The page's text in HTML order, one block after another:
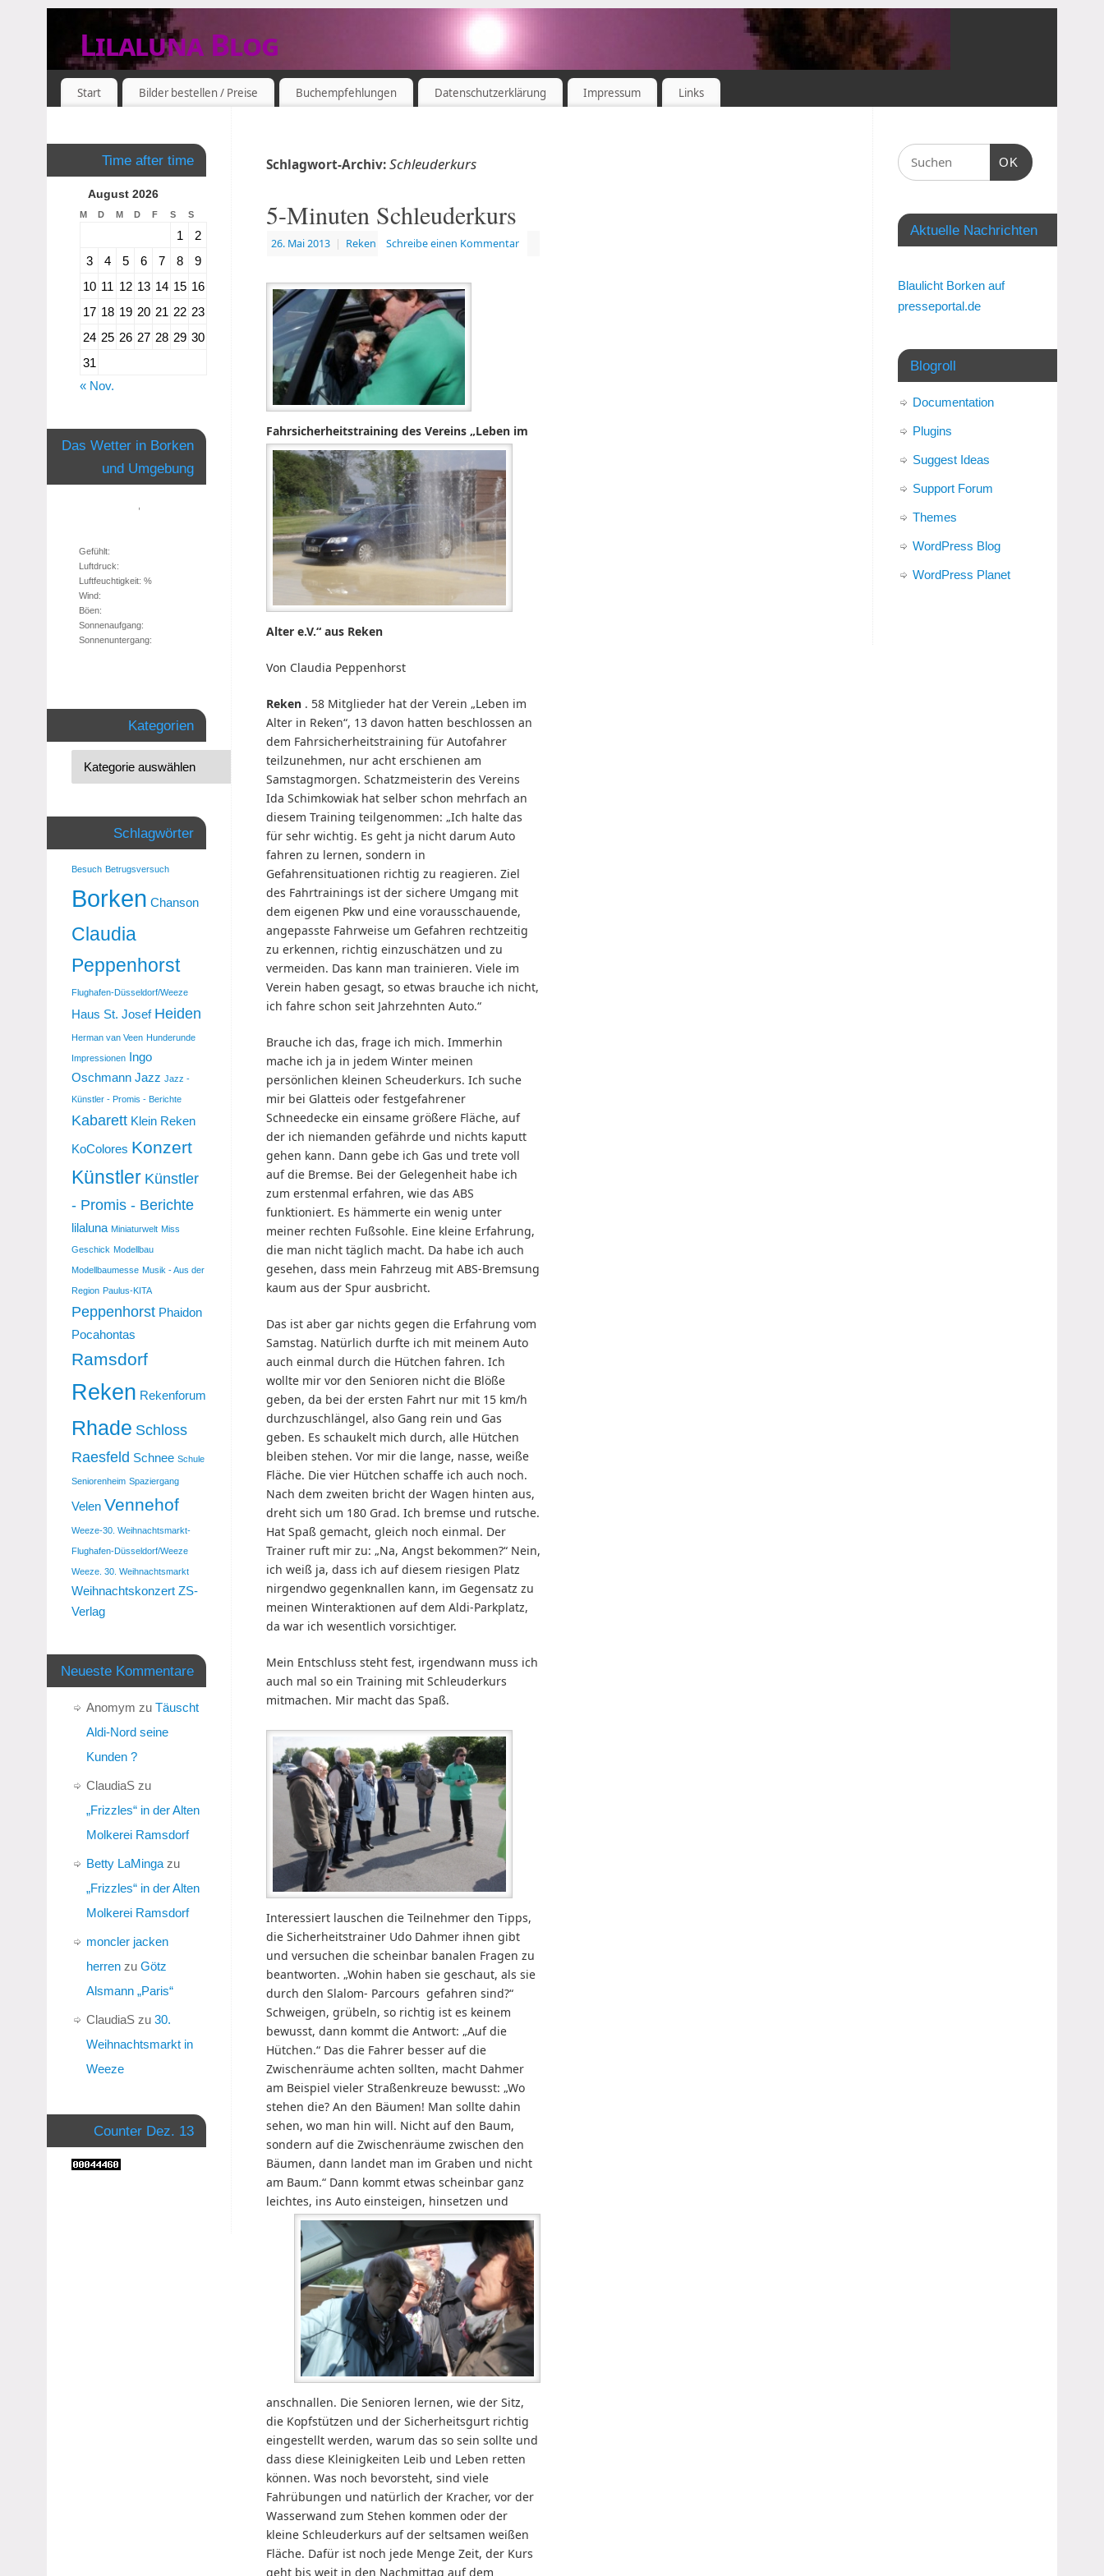
Lilaluna Blog
DAS JETZT IST SCHON VERGANGENHEIT
Start Bilder bestellen / Preise Buchempfehlungen Datenschutzerklärung Impressum Links
Schlagwort-Archiv:Schleuderkurs
5-Minuten Schleuderkurs
26. Mai 2013 | Reken Schreibe einen Kommentar
Fahrsicherheitstraining des Vereins „Leben im
Alter e.V.“ aus Reken
Von Claudia Peppenhorst
Reken . 58 Mitglieder hat der Verein „Leben im
Alter in Reken“, 13 davon hatten beschlossen an
dem Fahrsicherheitstraining für Autofahrer
teilzunehmen, nur acht erschienen am
Samstagmorgen. Schatzmeisterin des Vereins
Ida Schimkowiak hat selber schon mehrfach an
diesem Training teilgenommen: „Ich halte das
für sehr wichtig. Es geht ja nicht darum Auto
fahren zu lernen, sondern in
Gefahrensituationen richtig zu reagieren. Ziel
des Fahrtrainings ist der sichere Umgang mit
dem eigenen Pkw und eine vorausschauende,
angepasste Fahrweise um Gefahren rechtzeitig
zu erkennen, richtig einzuschätzen und zu
vermeiden. Das kann man trainieren. Viele im
Verein haben gesagt, so etwas brauche ich nicht,
ich fahre schon seit Jahrzehnten Auto.“
Brauche ich das, frage ich mich. Immerhin
mache ich ja in jedem Winter meinen
persönlichen kleinen Scheuderkurs. Ich suche
mir bei Glatteis oder festgefahrener
Schneedecke ein einsame größere Fläche, auf
der ich niemanden gefährde und nichts kaputt
gehen kann. Dann gebe ich Gas und trete voll
auf die Bremse. Bei der Gelegenheit habe ich
zum erstenmal erfahren, wie das ABS
funktioniert. Es hämmerte ein wenig unter
meiner rechten Fußsohle. Eine kleine Erfahrung,
die man nicht täglich macht. Da habe ich auch
gesehen, dass mein Fahrzeug mit ABS-Bremsung
kaum aus der Spur ausbricht.
Das ist aber gar nichts gegen die Erfahrung vom
Samstag. Natürlich durfte ich mit meinem Auto
auch einmal durch die Hütchen fahren. Ich
wollte mir vor den Senioren nicht die Blöße
geben, da bei der ersten Fahrt nur mit 15 km/h
durchzuschlängel, also Gang rein und Gas
geben. Es schaukelt mich durch, alle Hütchen
bleiben stehen. Vor mir die lange, nasse, weiße
Fläche. Die vier Hütchen schaffe ich auch noch.
Nach dem zweiten bricht der Wagen hinten aus,
dreht sich um 180 Grad. Ich bremse und rutsche.
Hat Spaß gemacht, gleich noch einmal. Der
Trainer ruft mir zu: „Na, Angst bekommen?“ Nein,
ich weiß ja, dass ich auf diesem riesigen Platz
nirgendwo gegenknallen kann, im Gegensatz zu
meinen Winteraktionen auf dem Aldi-Parkplatz,
da war ich wesentlich vorsichtiger.
Mein Entschluss steht fest, irgendwann muss ich
auch mal so ein Training mit Schleuderkurs
mitmachen. Mir macht das Spaß.
Interessiert lauschen die Teilnehmer den Tipps,
die Sicherheitstrainer Udo Dahmer ihnen gibt
und versuchen die scheinbar banalen Fragen zu
beantworten. „Wohin haben sie geschaut, als sie
durch den Slalom- Parcours gefahren sind?“
Schweigen, grübeln, so richtig ist es keinem
bewusst, dann kommt die Antwort: „Auf die
Hütchen.“ Das die Fahrer besser auf die
Zwischenräume achten sollten, macht Dahmer
am Beispiel vieler Straßenkreuze bewusst: „Wo
stehen die? An den Bäumen! Man sollte dahin
sehen, wo man hin will. Nicht auf den Baum,
sondern auf die Zwischenräume zwischen den
Bäumen, dann landet man im Graben und nicht
am Baum.“ Dann kommt etwas scheinbar ganz
leichtes, ins Auto einsteigen, hinsetzen und
anschnallen. Die Senioren lernen, wie der Sitz,
die Kopfstützen und der Sicherheitsgurt richtig
eingestellt werden, warum das so sein sollte und
dass diese Kleinigkeiten Leib und Leben retten
können. Was noch bevorsteht, sind viele
Fahrübungen und natürlich der Kracher, vor der
Wasserwand zum Stehen kommen oder der
kleine Schleuderkurs auf der seltsamen weißen
Fläche. Dafür ist noch jede Menge Zeit, der Kurs
geht bis weit in den Nachmittag auf dem
Time after time
August 2026
M D M D F S S
1
2
3
4 5 6 7 8
9
10 11 12 13 14 15 16
17 18 19 20 21 22 23
24 25 26 27 28 29 30
31
« Nov.
Das Wetter in Borken
und Umgebung
Gefühlt:
Luftdruck:
Luftfeuchtigkeit: %
Wind:
Böen:
Sonnenaufgang:
Sonnenuntergang:
Kategorien
Schlagwörter
Besuch Betrugsversuch
Borken Chanson
Claudia
Peppenhorst
Flughafen-Düsseldorf/Weeze
Haus St. Josef Heiden
Herman van Veen Hunderunde
Impressionen Ingo
Oschmann Jazz Jazz -
Künstler - Promis - Berichte
Kabarett Klein Reken
KoColores Konzert
Künstler Künstler
- Promis - Berichte
lilaluna Miniaturwelt Miss
Geschick Modellbau
Modellbaumesse Musik - Aus der
Region Paulus-KITA
Peppenhorst Phaidon
Pocahontas
Ramsdorf
Reken Rekenforum
Rhade Schloss
Raesfeld Schnee Schule
Seniorenheim Spaziergang
Velen Vennehof
Weeze-30. Weihnachtsmarkt-
Flughafen-Düsseldorf/Weeze
Weeze. 30. Weihnachtsmarkt
Weihnachtskonzert ZS-
Verlag
Neueste Kommentare
Anomym zu Täuscht
Aldi-Nord seine
Kunden ?
ClaudiaS zu
„Frizzles“ in der Alten
Molkerei Ramsdorf
Betty LaMinga zu
„Frizzles“ in der Alten
Molkerei Ramsdorf
moncler jacken
herren zu Götz
Alsmann „Paris“
ClaudiaS zu 30.
Weihnachtsmarkt in
Weeze
Counter Dez. 13
OK
Aktuelle Nachrichten
Blaulicht Borken auf
presseportal.de
Blogroll
Documentation
Plugins
Suggest Ideas
Support Forum
Themes
WordPress Blog
WordPress Planet